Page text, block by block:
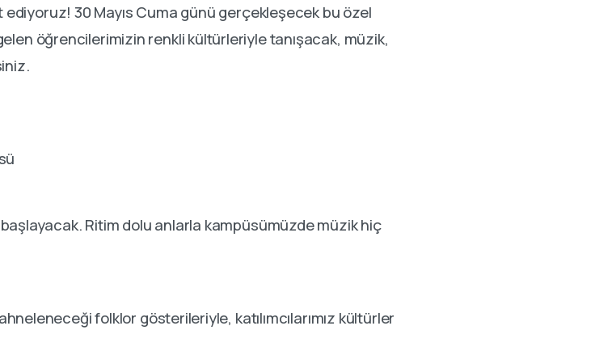
ediyoruz! 30 Mayıs Cuma günü gerçekleşecek bu özel
öğrencilerimizin renkli kültürleriyle tanışacak, müzik,
Ritim dolu anlarla kampüsümüzde müzik hiç
folklor gösterileriyle, katılımcılarımız kültürler